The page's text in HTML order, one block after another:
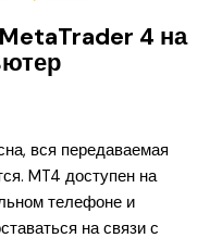
4 на
вся передаваемая
MT4 доступен на
телефоне и
на связи с